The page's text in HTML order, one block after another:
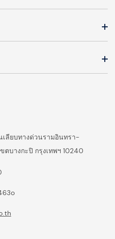
ลียบทางด่วนรามอินทรา-
บางกะปิ กรุงเทพฯ 10240